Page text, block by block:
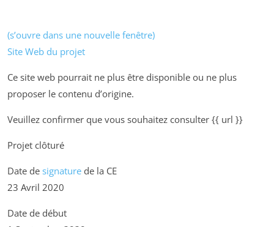
(s’ouvre dans une nouvelle fenêtre)
Site Web du projet
Ce site web pourrait ne plus être disponible ou ne plus
proposer le contenu d’origine.
Veuillez confirmer que vous souhaitez consulter {{ url }}
Projet clôturé
Date de signature de la CE
23 Avril 2020
Date de début